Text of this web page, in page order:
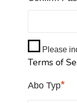
Please
Terms of
Abo Typ*